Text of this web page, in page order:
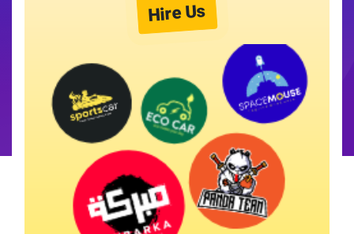
Hire Us